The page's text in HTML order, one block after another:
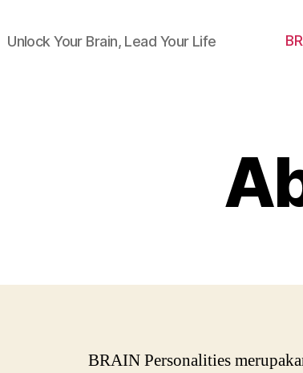
Unlock Your Brain, Lead Your Life
BRAIN Personalities